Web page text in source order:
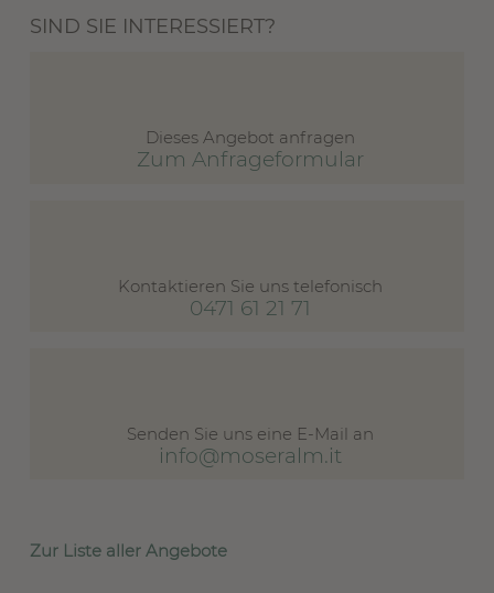
SIND SIE INTERESSIERT?
Dieses Angebot anfragen
Zum Anfrageformular
Kontaktieren Sie uns telefonisch
0471 61 21 71
Senden Sie uns eine E-Mail an
info@moseralm.it
Zur Liste aller Angebote